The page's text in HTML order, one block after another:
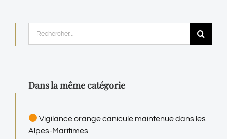
Dans la même catégorie
Vigilance orange canicule maintenue dans les
Alpes-Maritimes